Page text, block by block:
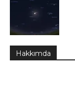
Hakkımda